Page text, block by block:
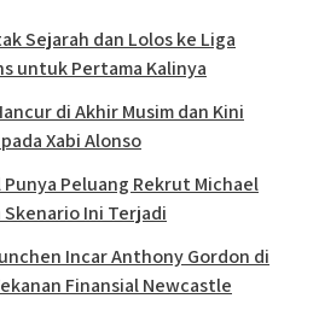
Sejarah dan Lolos ke Liga
untuk Pertama Kalinya
di Akhir Musim dan Kini
Xabi Alonso
Peluang Rekrut Michael
Skenario Ini Terjadi
Incar Anthony Gordon di
Finansial Newcastle